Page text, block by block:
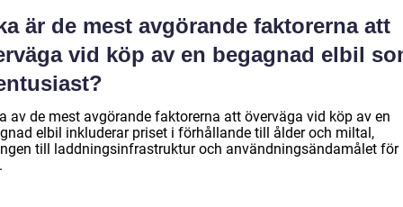
är de mest avgörande faktorerna att
vid köp av en begagnad elbil
av de mest avgörande faktorerna att överväga vid köp av en
elbil inkluderar priset i förhållande till ålder och miltal,
till laddningsinfrastruktur och användningsändamålet för